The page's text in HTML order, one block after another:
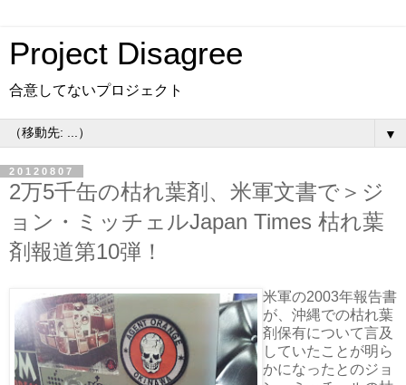
Project Disagree
合意してないプロジェクト
▼
20120807
2万5千缶の枯れ葉剤、米軍文書で＞ジ
ョン・ミッチェルJapan Times 枯れ葉
剤報道第10弾！
米軍の2003年報告書
が、沖縄での枯れ葉
剤保有について言及
していたことが明ら
かになったとのジョ